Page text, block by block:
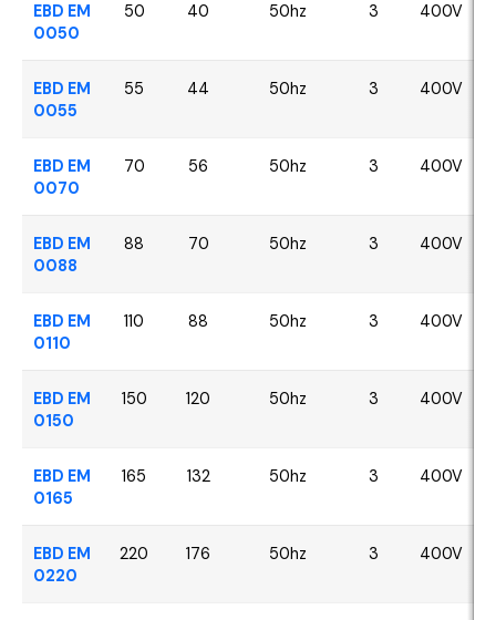
EBD EM
0050
50 40 50hz 3 400V
EBD EM
0055
55 44 50hz 3 400V
EBD EM
0070
70 56 50hz 3 400V
EBD EM
0088
88 70 50hz 3 400V
EBD EM
0110
110 88 50hz 3 400V
EBD EM
0150
150 120 50hz 3 400V
EBD EM
0165
165 132 50hz 3 400V
EBD EM
0220
220 176 50hz 3 400V